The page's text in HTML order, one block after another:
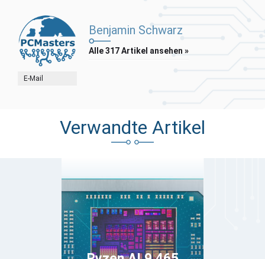
E-Mail
Benjamin Schwarz
Alle 317 Artikel ansehen »
Verwandte Artikel